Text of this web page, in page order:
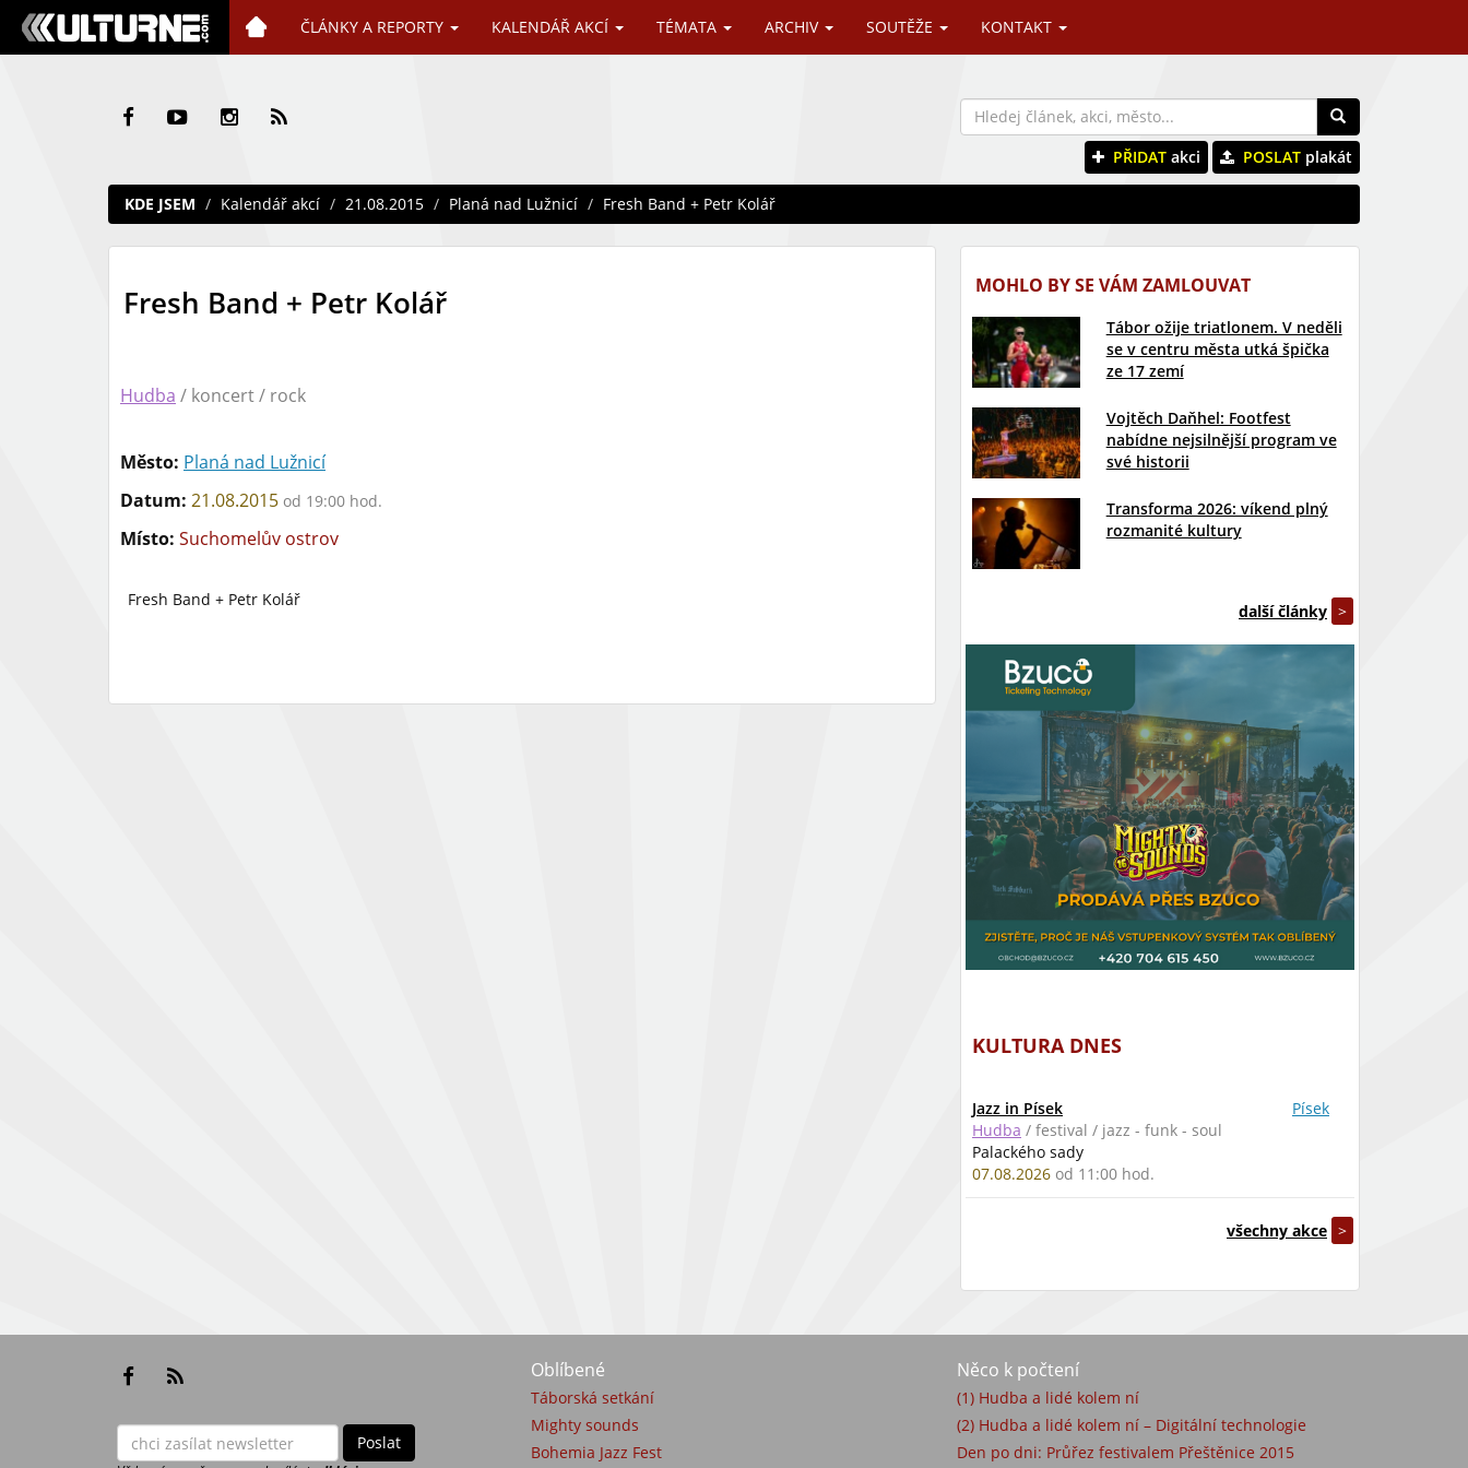
ČLÁNKY A REPORTY KALENDÁŘ AKCÍ TÉMATA ARCHIV SOUTĚŽE KONTAKT
PŘIDAT akci POSLAT plakát
KDE JSEM Kalendář akcí 21.08.2015 Planá nad Lužnicí Fresh Band + Petr Kolář
Fresh Band + Petr Kolář
Hudba / koncert / rock
Město: Planá nad Lužnicí
Datum: 21.08.2015 od 19:00 hod.
Místo: Suchomelův ostrov
Fresh Band + Petr Kolář
MOHLO BY SE VÁM ZAMLOUVAT
Tábor ožije triatlonem. V neděli
se v centru města utká špička
ze 17 zemí
Vojtěch Daňhel: Footfest
nabídne nejsilnější program ve
své historii
Transforma 2026: víkend plný
rozmanité kultury
další články >
KULTURA DNES
Jazz in Písek
Hudba / festival / jazz - funk - soul
Palackého sady
07.08.2026 od 11:00 hod.
Písek
všechny akce >
Oblíbené
Táborská setkání
Mighty sounds
Bohemia Jazz Fest
Něco k počtení
(1) Hudba a lidé kolem ní
(2) Hudba a lidé kolem ní – Digitální technologie
Den po dni: Průřez festivalem Přeštěnice 2015